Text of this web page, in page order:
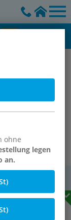
ohne
legen
an.
nach EN 14420-6
G